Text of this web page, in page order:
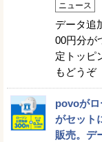
ニュース
データ追
00円分が
定トッピ
もどうぞ
povoがロ
がセット
販売。デ